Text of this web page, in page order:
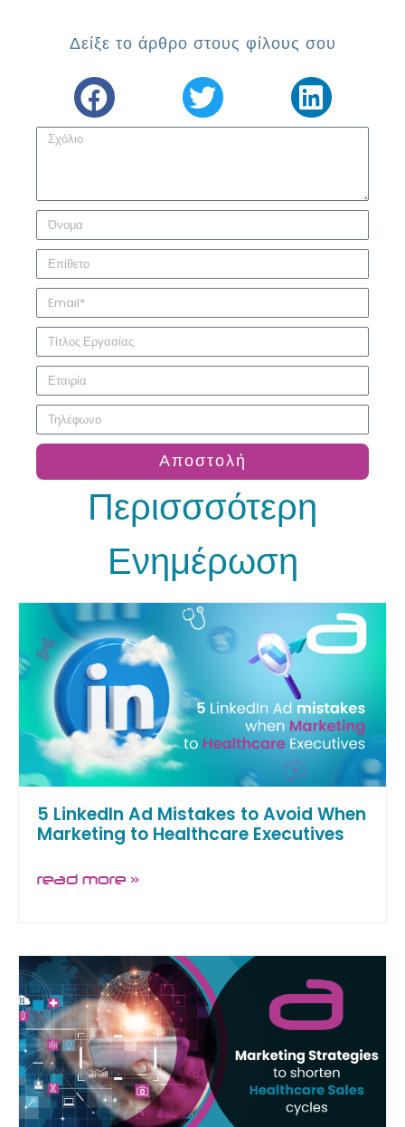
Δείξε το άρθρο στους φίλους σου
Αποστολή
Περισσσότερη
Ενημέρωση
5 LinkedIn Ad Mistakes to Avoid When
Marketing to Healthcare Executives
read more »